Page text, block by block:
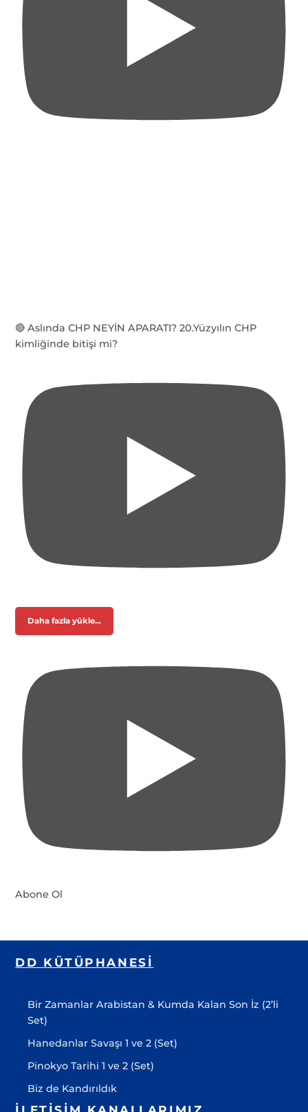
🔴 Aslında CHP NEYİN APARATI? 20.Yüzyılın CHP
kimliğinde bitişi mi?
Daha fazla yükle...
Abone Ol
DD KÜTÜPHANESI
Bir Zamanlar Arabistan & Kumda Kalan Son İz (2’li
Set)
Hanedanlar Savaşı 1 ve 2 (Set)
Pinokyo Tarihi 1 ve 2 (Set)
Biz de Kandırıldık